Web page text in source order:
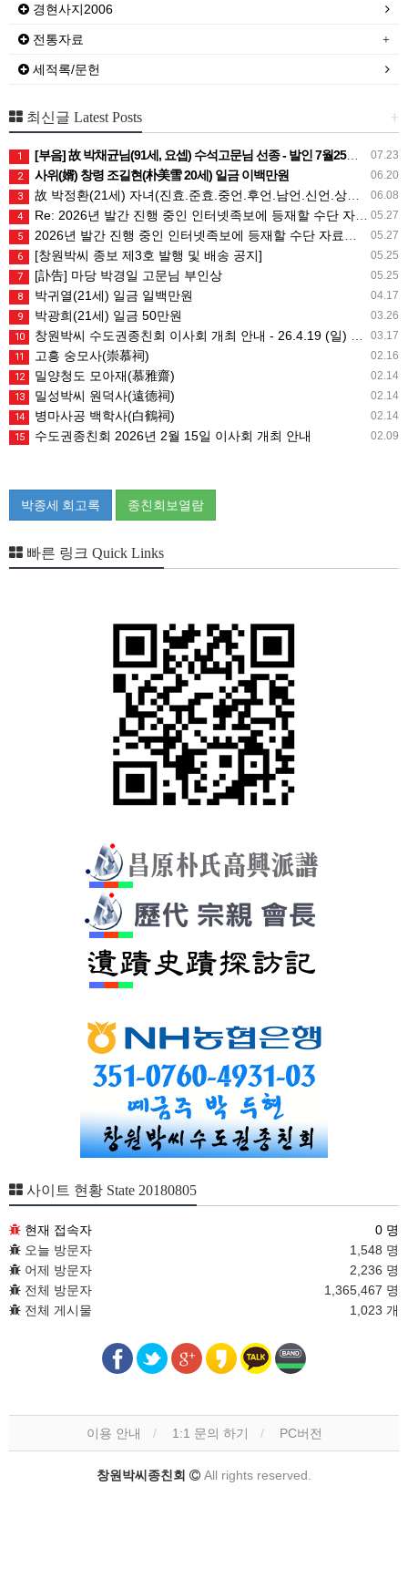
경현사지2006
전통자료
세적록/문헌
+
최신글 Latest Posts
07.23
1 [부음] 故 박채균님(91세, 요셉) 수석고문님 선종 - 발인 7월25일 (토) 05시
06.20
2 사위(婿) 창령 조길현(朴美雪 20세) 일금 이백만원
06.08
3 故 박정환(21세) 자녀(진효.준효.중언.후언.남언.신언.상희) 일금 일백만원
05.27
4 Re: 2026년 발간 진행 중인 인터넷족보에 등재할 수단 자료는 무엇인가요?
05.27
5 2026년 발간 진행 중인 인터넷족보에 등재할 수단 자료는 무엇인가요?
05.25
6 [창원박씨 종보 제3호 발행 및 배송 공지]
05.25
7 [訃告] 마당 박경일 고문님 부인상
04.17
8 박귀열(21세) 일금 일백만원
03.26
9 박광희(21세) 일금 50만원
03.17
10 창원박씨 수도권종친회 이사회 개최 안내 - 26.4.19 (일) 10시
02.16
11 고흥 숭모사(崇慕祠)
02.14
12 밀양청도 모아재(慕雅齋)
02.14
13 밀성박씨 원덕사(遠德祠)
02.14
14 병마사공 백학사(白鶴祠)
02.09
15 수도권종친회 2026년 2월 15일 이사회 개최 안내
박종세 회고록 종친회보열람
빠른 링크 Quick Links
사이트 현황 State 20180805
현재 접속자
0 명
오늘 방문자
1,548 명
어제 방문자
2,236 명
전체 방문자
1,365,467 명
전체 게시물
1,023 개
이용 안내 1:1 문의 하기 PC버전
창원박씨종친회 All rights reserved.